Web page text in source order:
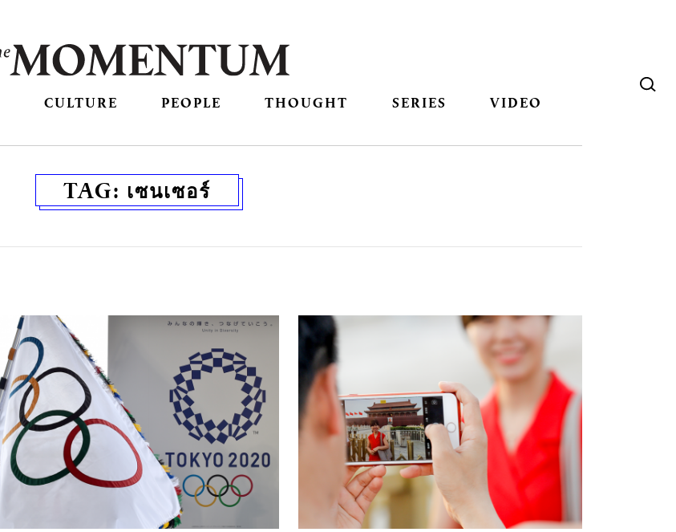
CULTURE PEOPLE THOUGHT SERIES VIDEO
TAG: เซนเซอร์